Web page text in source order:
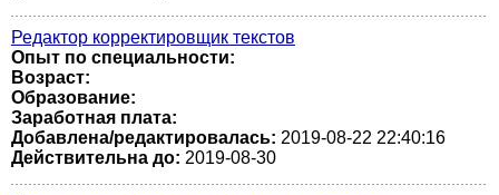
Редактор корректировщик текстов
Опыт по специальности:
Возраст:
Образование:
Заработная плата:
Добавлена/редактировалась: 2019-08-22 22:40:16
Действительна до: 2019-08-30